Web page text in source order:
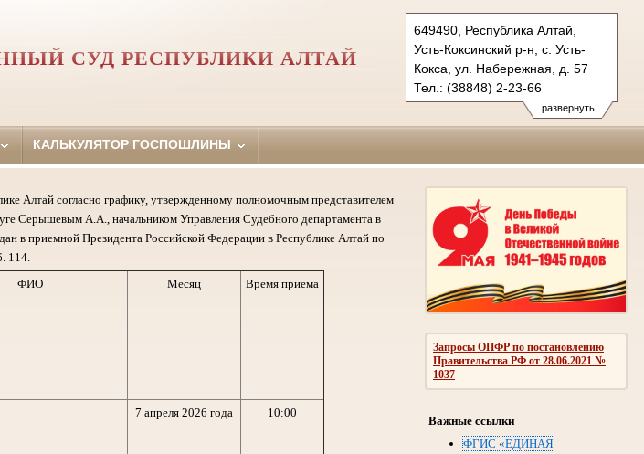
развернуть
649490, Республика Алтай,
Усть-Коксинский р-н, с. Усть-
Кокса, ул. Набережная, д. 57
Тел.: (38848) 2-23-66
ust-koksinsky.ralt@sudrf.ru
СУД РЕСПУБЛИКИ АЛТАЙ
КАЛЬКУЛЯТОР ГОСПОШЛИНЫ
Запросы ОПФР по постановлению
Правительства РФ от 28.06.2021 №
1037
Важные ссылки
ФГИС «ЕДИНАЯ
Алтай согласно графику, утвержденному полномочным представителем
Серышевым А.А., начальником Управления Судебного департамента в
в приемной Президента Российской Федерации в Республике Алтай по
114.
ФИО Месяц Время приема
7 апреля 2026 года 10:00